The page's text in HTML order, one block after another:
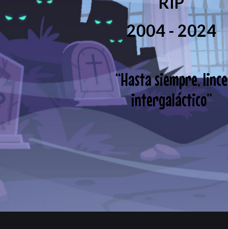
2004 - 2024
“Hasta siempre, lince
intergaláctico”